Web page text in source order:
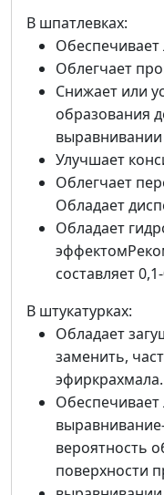
В шпатлевках:
Обеспечивает
Облегчает
Снижает или
образования
выравнивании
Улучшает
Облегчает
Обладает
Обладает
составляет
В штукатурках:
Обладает
заменить,
эфиркрахмала.
Обеспечивает
вероятность
поверхности